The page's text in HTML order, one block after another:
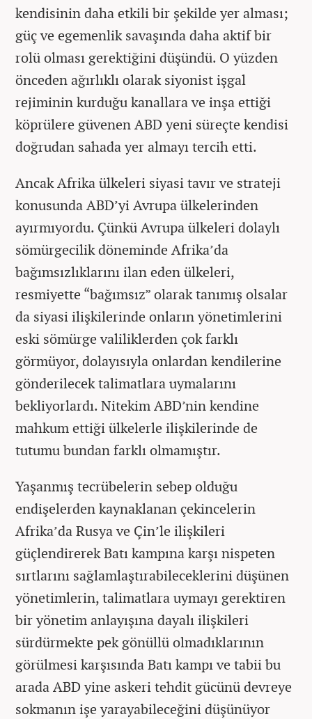
kendisinin daha etkili bir şekilde yer alması;
güç ve egemenlik savaşında daha aktif bir
rolü olması gerektiğini düşündü. O yüzden
önceden ağırlıklı olarak siyonist işgal
rejiminin kurduğu kanallara ve inşa ettiği
köprülere güvenen ABD yeni süreçte kendisi
doğrudan sahada yer almayı tercih etti.
Ancak Afrika ülkeleri siyasi tavır ve strateji
konusunda ABD’yi Avrupa ülkelerinden
ayırmıyordu. Çünkü Avrupa ülkeleri dolaylı
sömürgecilik döneminde Afrika’da
bağımsızlıklarını ilan eden ülkeleri,
resmiyette “bağımsız” olarak tanımış olsalar
da siyasi ilişkilerinde onların yönetimlerini
eski sömürge valiliklerden çok farklı
görmüyor, dolayısıyla onlardan kendilerine
gönderilecek talimatlara uymalarını
bekliyorlardı. Nitekim ABD’nin kendine
mahkum ettiği ülkelerle ilişkilerinde de
tutumu bundan farklı olmamıştır.
Yaşanmış tecrübelerin sebep olduğu
endişelerden kaynaklanan çekincelerin
Afrika’da Rusya ve Çin’le ilişkileri
güçlendirerek Batı kampına karşı nispeten
sırtlarını sağlamlaştırabileceklerini düşünen
yönetimlerin, talimatlara uymayı gerektiren
bir yönetim anlayışına dayalı ilişkileri
sürdürmekte pek gönüllü olmadıklarının
görülmesi karşısında Batı kampı ve tabii bu
arada ABD yine askeri tehdit gücünü devreye
sokmanın işe yarayabileceğini düşünüyor